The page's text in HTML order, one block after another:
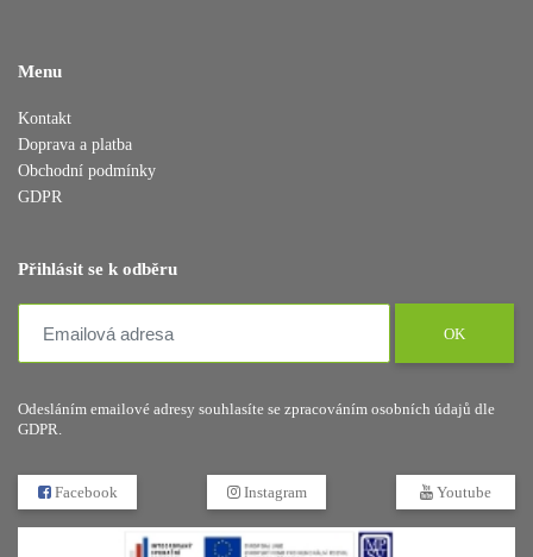
Menu
Kontakt
Doprava a platba
Obchodní podmínky
GDPR
Přihlásit se k odběru
OK
Odesláním emailové adresy souhlasíte se zpracováním osobních údajů dle
GDPR.
Facebook Instagram Youtube